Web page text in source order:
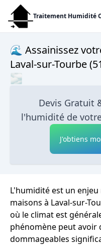
Traitement Humidité
🌊 Assainissez
Laval-sur-Tourbe
🌫
Devis Gratuit
l'humidité de
J'obtiens
L'humidité est un
maisons à Laval-sur-
où le climat est
phénomène peut avoir
dommageables